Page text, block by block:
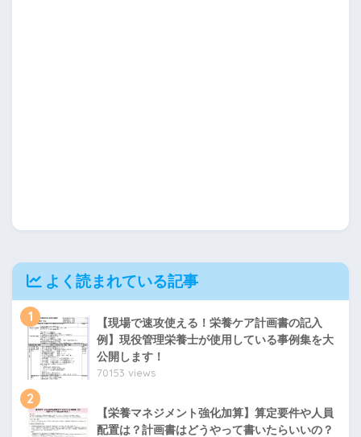
よく読まれている記事
1
【現場で速攻使える！栄養ケア計画書の記入
例】現役管理栄養士が使用している事例集を大
公開します！
70153 views
2
【栄養マネジメント強化加算】算定要件や人員
配置は？計画書はどうやって書いたらいいの？